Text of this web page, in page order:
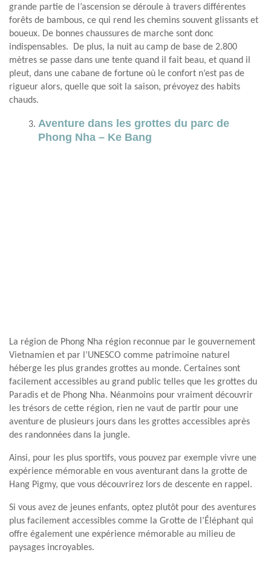
grande partie de l’ascension se déroule à travers différentes
forêts de bambous, ce qui rend les chemins souvent glissants et
boueux. De bonnes chaussures de marche sont donc
indispensables. De plus, la nuit au camp de base de 2.800
mètres se passe dans une tente quand il fait beau, et quand il
pleut, dans une cabane de fortune où le confort n’est pas de
rigueur alors, quelle que soit la saison, prévoyez des habits
chauds.
Aventure dans les grottes du parc de
Phong Nha – Ke Bang
La région de Phong Nha région reconnue par le gouvernement
Vietnamien et par l’UNESCO comme patrimoine naturel
héberge les plus grandes grottes au monde. Certaines sont
facilement accessibles au grand public telles que les grottes du
Paradis et de Phong Nha. Néanmoins pour vraiment découvrir
les trésors de cette région, rien ne vaut de partir pour une
aventure de plusieurs jours dans les grottes accessibles après
des randonnées dans la jungle.
Ainsi, pour les plus sportifs, vous pouvez par exemple vivre une
expérience mémorable en vous aventurant dans la grotte de
Hang Pigmy, que vous découvrirez lors de descente en rappel.
Si vous avez de jeunes enfants, optez plutôt pour des aventures
plus facilement accessibles comme la Grotte de l’Éléphant qui
offre également une expérience mémorable au milieu de
paysages incroyables.